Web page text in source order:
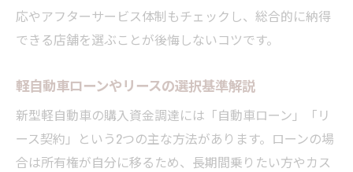
応やアフターサービス体制もチェックし、総合的に納得
できる店舗を選ぶことが後悔しないコツです。
軽自動車ローンやリースの選択基準解説
新型軽自動車の購入資金調達には「自動車ローン」「リ
ース契約」という2つの主な方法があります。ローンの場
合は所有権が自分に移るため、長期間乗りたい方やカス